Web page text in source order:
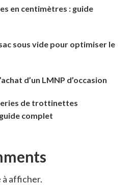
en centimètres : guide
sous vide pour optimiser le
d’un LMNP d’occasion
de trottinettes
complet
afficher.